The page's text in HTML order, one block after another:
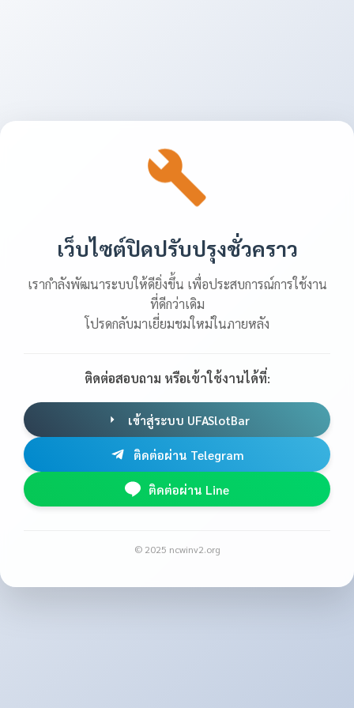
เว็บไซต์ปิดปรับปรุงชั่วคราว
เรากำลังพัฒนาระบบให้ดียิ่งขึ้น เพื่อประสบการณ์การใช้งาน
ที่ดีกว่าเดิม
โปรดกลับมาเยี่ยมชมใหม่ในภายหลัง
ติดต่อสอบถาม หรือเข้าใช้งานได้ที่:
เข้าสู่ระบบ UFASlotBar
ติดต่อผ่าน Telegram
ติดต่อผ่าน Line
© 2025 ncwinv2.org